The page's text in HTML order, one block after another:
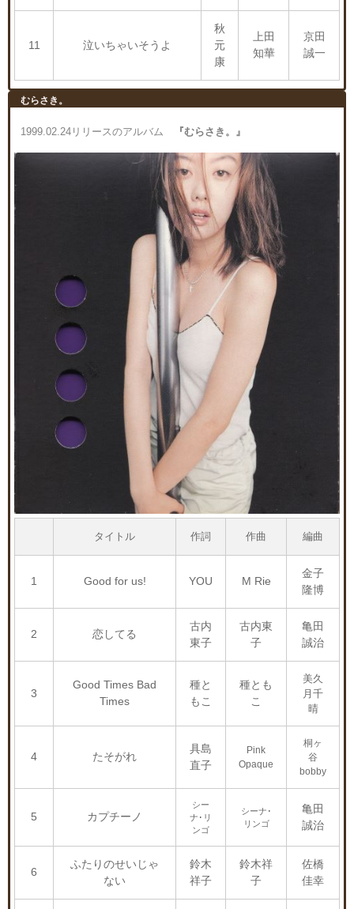
11 泣いちゃいそうよ
秋
元
康
上田
知華
京田
誠一
むらさき。
1999.02.24リリースのアルバム 『むらさき。』
タイトル 作詞 作曲 編曲
1 Good for us! YOU M Rie
金子
隆博
2 恋してる
古内
東子
古内東
子
亀田
誠治
3
Good Times Bad
Times
種と
もこ
種とも
こ
美久
月千
晴
4 たそがれ
具島
直子
Pink
Opaque
桐ヶ
谷
bobby
5 カプチーノ
シー
ナ･リ
ンゴ
シーナ･
リンゴ
亀田
誠治
6
ふたりのせいじゃ
ない
鈴木
祥子
鈴木祥
子
佐橋
佳幸